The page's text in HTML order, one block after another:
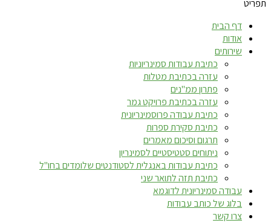
תפריט
דף הבית
אודות
שירותים
כתיבת עבודות סמינריוניות
עזרה בכתיבת מטלות
פתרון ממ"נים
עזרה בכתיבת פרויקט גמר
כתיבת עבודה פרוסמינריונית
כתיבת סקירת ספרות
תרגום וסיכום מאמרים
ניתוחים סטטיסטיים לסמינריון
כתיבת עבודות באנגלית לסטודנטים שלומדים בחו"ל
כתיבת תזה לתואר שני
עבודה סמינריונית לדוגמא
בלוג של כותב עבודות
צרו קשר